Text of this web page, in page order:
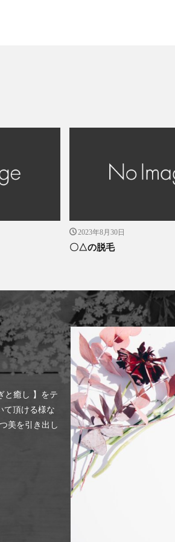
2023年8月30日
〇△の脱毛
と癒し 】をテ
て頂ける様な
美を引き出し